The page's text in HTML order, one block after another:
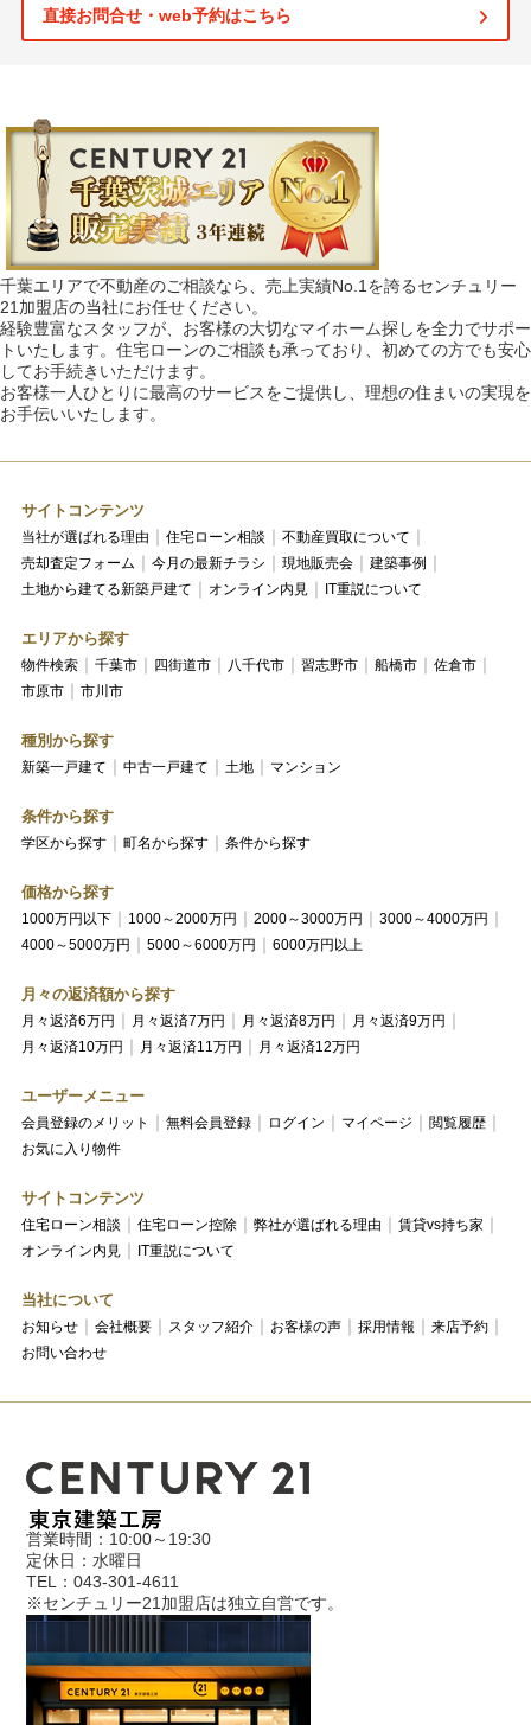
直接お問合せ・web予約はこちら
千葉エリアで不動産のご相談なら、売上実績No.1を誇るセンチュリー
21加盟店の当社にお任せください。
経験豊富なスタッフが、お客様の大切なマイホーム探しを全力でサポー
トいたします。住宅ローンのご相談も承っており、初めての方でも安心
してお手続きいただけます。
お客様一人ひとりに最高のサービスをご提供し、理想の住まいの実現を
お手伝いいたします。
サイトコンテンツ
当社が選ばれる理由 住宅ローン相談
不動産買取について
売却査定フォーム
今月の最新チラシ 現地販売会
建築事例
土地から建てる新築戸建て
オンライン内見 IT重説について
エリアから探す
物件検索 千葉市 四街道市 八千代市 習志野市 船橋市
佐倉市
市原市
市川市
種別から探す
新築一戸建て 中古一戸建て 土地 マンション
条件から探す
学区から探す 町名から探す 条件から探す
価格から探す
1000万円以下 1000～2000万円 2000～3000万円
3000～4000万円
4000～5000万円
5000～6000万円 6000万円以上
月々の返済額から探す
月々返済6万円 月々返済7万円 月々返済8万円
月々返済9万円
月々返済10万円
月々返済11万円 月々返済12万円
ユーザーメニュー
会員登録のメリット 無料会員登録 ログイン マイページ
閲覧履歴
お気に入り物件
サイトコンテンツ
住宅ローン相談 住宅ローン控除 弊社が選ばれる理由
賃貸vs持ち家
オンライン内見
IT重説について
当社について
お知らせ 会社概要 スタッフ紹介 お客様の声 採用情報
来店予約
お問い合わせ
営業時間：10:00～19:30
定休日：水曜日
TEL：043-301-4611
※センチュリー21加盟店は独立自営です。